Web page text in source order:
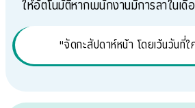
ให้อัตโนมัติหากพนักงานมีการลาในเดื
"จัดกะสัปดาห์หน้า โดยเว้นวันที่